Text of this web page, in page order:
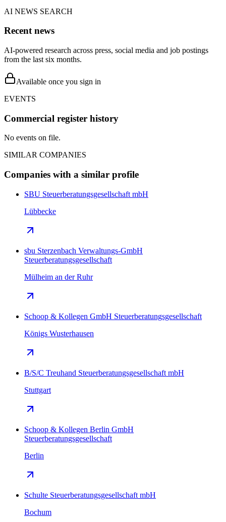
AI NEWS SEARCH
Recent news
AI-powered research across press, social media and job postings
from the last six months.
Available once you sign in
EVENTS
Commercial register history
No events on file.
SIMILAR COMPANIES
Companies with a similar profile
SBU Steuerberatungsgesellschaft mbH
Lübbecke
sbu Sterzenbach Verwaltungs-GmbH
Steuerberatungsgesellschaft
Mülheim an der Ruhr
Schoop & Kollegen GmbH Steuerberatungsgesellschaft
Königs Wusterhausen
B/S/C Treuhand Steuerberatungsgesellschaft mbH
Stuttgart
Schoop & Kollegen Berlin GmbH
Steuerberatungsgesellschaft
Berlin
Schulte Steuerberatungsgesellschaft mbH
Bochum